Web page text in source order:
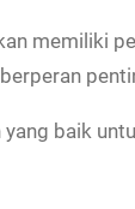
memiliki
baik